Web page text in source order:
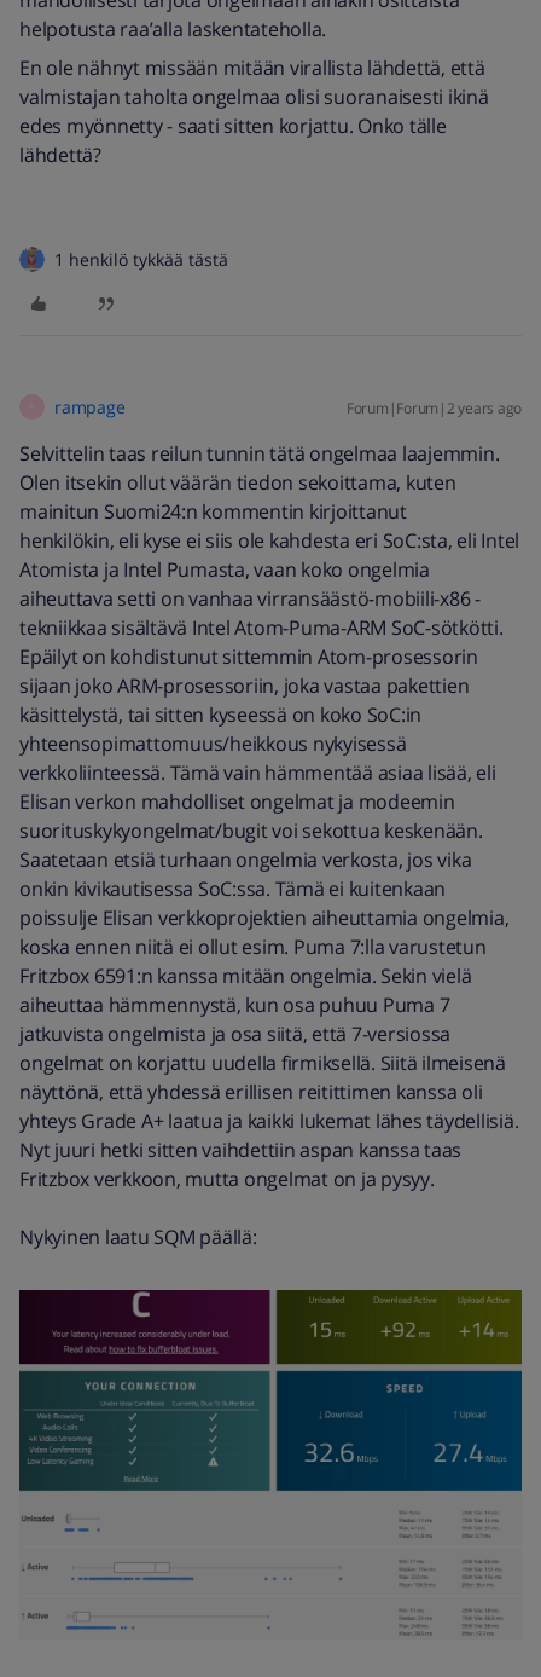
helpotusta raa’alla laskentateholla.
En ole nähnyt missään mitään virallista lähdettä, että
valmistajan taholta ongelmaa olisi suoranaisesti ikinä
edes myönnetty - saati sitten korjattu. Onko tälle
lähdettä?
1 henkilö tykkää tästä
rampage Forum|Forum|2 years ago
Selvittelin taas reilun tunnin tätä ongelmaa laajemmin.
Olen itsekin ollut väärän tiedon sekoittama, kuten
mainitun Suomi24:n kommentin kirjoittanut
henkilökin, eli kyse ei siis ole kahdesta eri SoC:sta, eli Intel
Atomista ja Intel Pumasta, vaan koko ongelmia
aiheuttava setti on vanhaa virransäästö-mobiili-x86 -
tekniikkaa sisältävä Intel Atom-Puma-ARM SoC-sötkötti.
Epäilyt on kohdistunut sittemmin Atom-prosessorin
sijaan joko ARM-prosessoriin, joka vastaa pakettien
käsittelystä, tai sitten kyseessä on koko SoC:in
yhteensopimattomuus/heikkous nykyisessä
verkkoliinteessä. Tämä vain hämmentää asiaa lisää, eli
Elisan verkon mahdolliset ongelmat ja modeemin
suorituskykyongelmat/bugit voi sekottua keskenään.
Saatetaan etsiä turhaan ongelmia verkosta, jos vika
onkin kivikautisessa SoC:ssa. Tämä ei kuitenkaan
poissulje Elisan verkkoprojektien aiheuttamia ongelmia,
koska ennen niitä ei ollut esim. Puma 7:lla varustetun
Fritzbox 6591:n kanssa mitään ongelmia. Sekin vielä
aiheuttaa hämmennystä, kun osa puhuu Puma 7
jatkuvista ongelmista ja osa siitä, että 7-versiossa
ongelmat on korjattu uudella firmiksellä. Siitä ilmeisenä
näyttönä, että yhdessä erillisen reitittimen kanssa oli
yhteys Grade A+ laatua ja kaikki lukemat lähes täydellisiä.
Nyt juuri hetki sitten vaihdettiin aspan kanssa taas
Fritzbox verkkoon, mutta ongelmat on ja pysyy.
Nykyinen laatu SQM päällä: